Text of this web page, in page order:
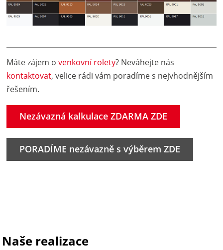
Máte zájem ovenkovní rolety? Neváhejte nás
kontaktovat, velice rádi vám poradíme s nejvhodnějším
řešením.
Nezávazná kalkulace ZDARMA ZDE
PORADÍME nezávazně s výběrem ZDE
Naše realizace